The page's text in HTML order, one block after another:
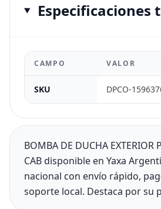
Especificaciones
CAMPO VALOR
SKU DPCO-
BOMBA DE DUCHA EXTERIOR
CAB disponible en Yaxa
nacional con envío rápido,
soporte local. Destaca por su